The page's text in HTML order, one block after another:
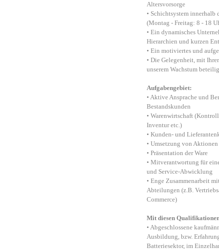
Altersvorsorge
• Schichtsystem innerhalb
(Montag - Freitag: 8 - 18
• Ein dynamisches
Hierarchien und kurzen
• Ein motiviertes und
• Die Gelegenheit, mit
unserem Wachstum
Aufgabengebiet:
• Aktive Ansprache und
Bestandskunden
• Warenwirtschaft
Inventur etc.)
• Kunden- und
• Umsetzung von
• Präsentation der Ware
• Mitverantwortung für
und Service-Abwicklung
• Enge Zusammenarbeit
Abteilungen (z.B.
Commerce)
Mit diesen
• Abgeschlossene
Ausbildung, bzw.
Batteriesektor, im